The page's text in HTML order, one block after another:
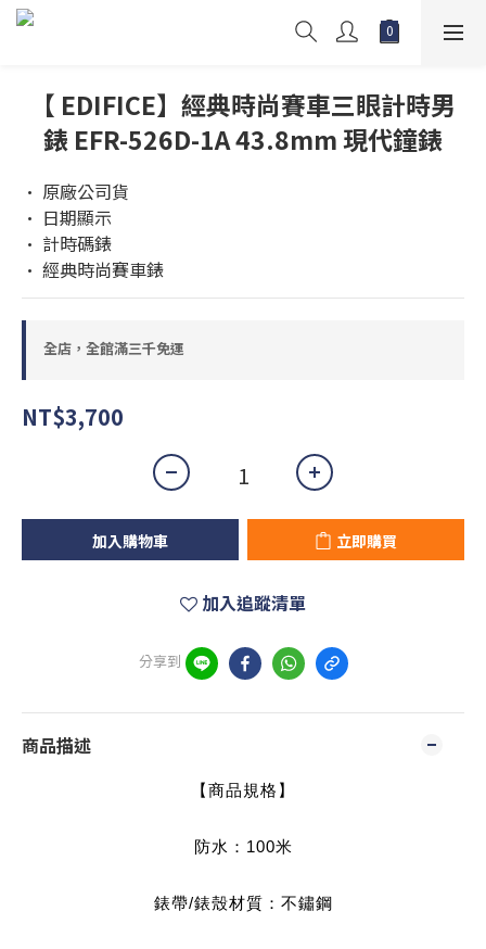
【 EDIFICE】經典時尚賽車三眼計時男
錶 EFR-526D-1A 43.8mm 現代鐘錶
• 原廠公司貨
• 日期顯示
• 計時碼錶
• 經典時尚賽車錶
全店，全館滿三千免運
NT$3,700
加入購物車 立即購買
加入追蹤清單
分享到
商品描述
【商品規格】
防水：100米
錶帶/錶殼材質：不鏽鋼